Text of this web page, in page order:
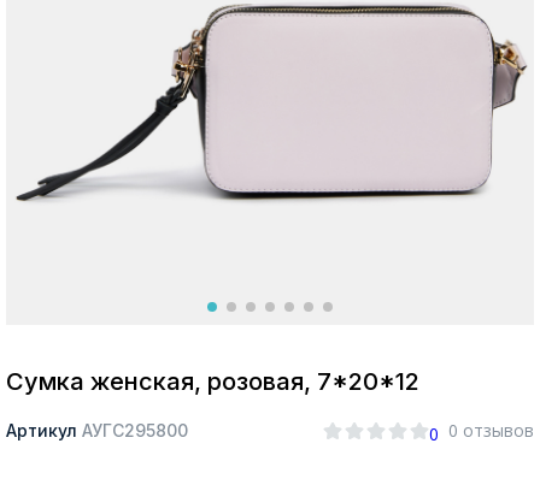
Москва
Сумка женская, розовая, 7*20*12
Артикул АУГС295800 0 0 отзывов